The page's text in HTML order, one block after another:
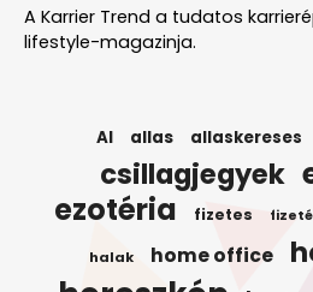
A Karrier Trend a tudatos
lifestyle-magazinja.
AI allas allaskereses
csillagjegyek
ezotéria fizetes
halak home office